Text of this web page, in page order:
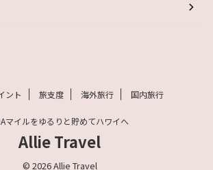
ント 旅支度 海外旅行 国内旅行
マイルをゆるりと貯めてハワイへ
Allie Travel
© 2026 Allie Travel